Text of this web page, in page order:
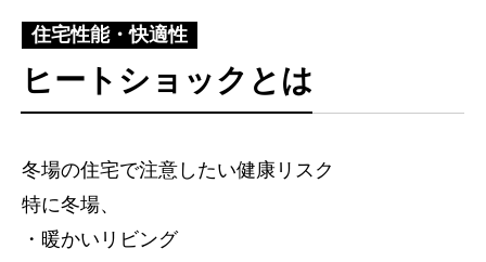
住宅性能・快適性
ヒートショックとは
冬場の住宅で注意したい健康リスク
特に冬場、
・暖かいリビング